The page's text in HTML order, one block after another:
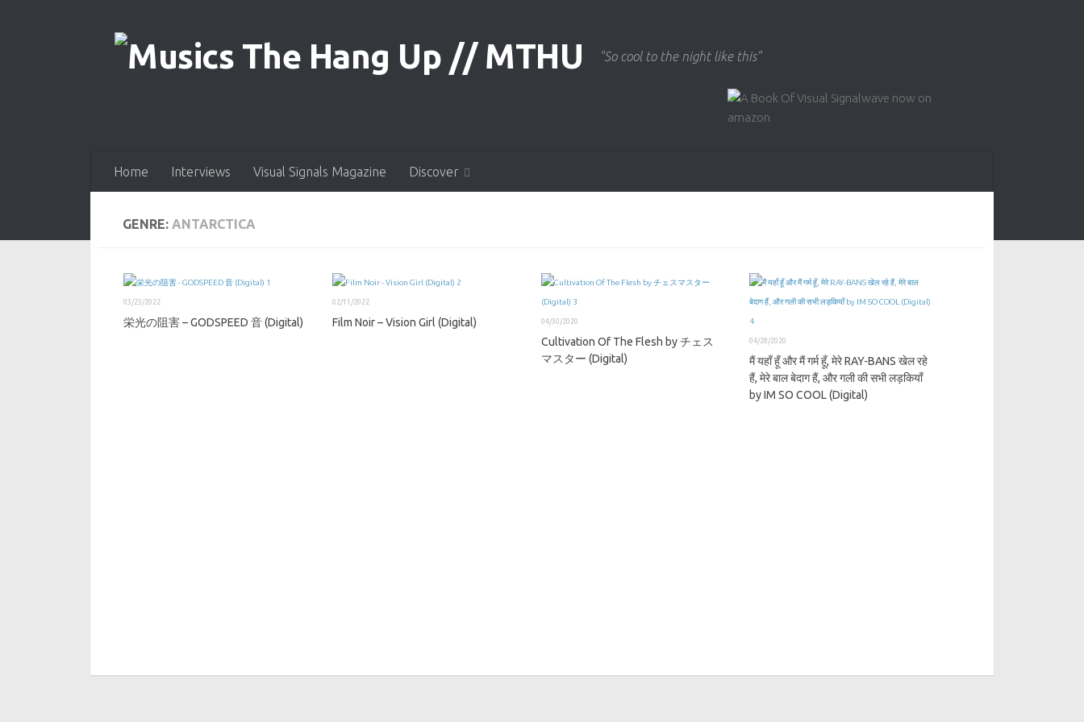
"So cool to the night like this"
Home Interviews Visual Signals Magazine Discover
GENRE: ANTARCTICA
03/23/2022
栄光の阻害 – GODSPEED 音 (Digital)
02/11/2022
Film Noir – Vision Girl (Digital) 04/30/2020
Cultivation Of The Flesh by チェス
マスター (Digital)
04/28/2020
मैं यहाँ हूँ और मैं गर्म हूँ, मेरे RAY​-​BANS खेल रहे
हैं, मेरे बाल बेदाग हैं, और गली की सभी लड़कियाँ
by IM SO COOL (Digital)